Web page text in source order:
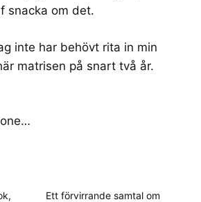
snacka om det.
inte har behövt rita in min
matrisen på snart två år.
Ett förvirrande samtal om